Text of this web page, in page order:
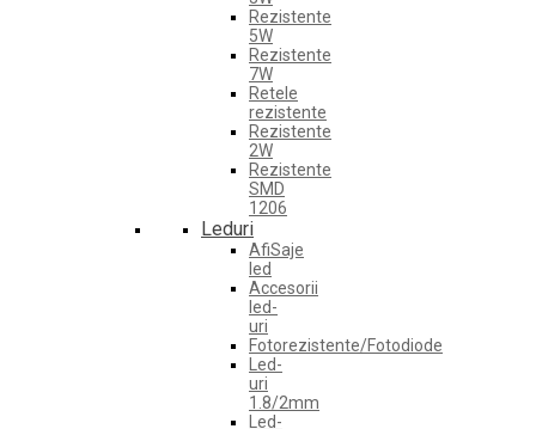
Rezistente
5W
Rezistente
7W
Retele
rezistente
Rezistente
2W
Rezistente
SMD
1206
Leduri
AfiSaje
led
Accesorii
led-
uri
Fotorezistente/Fotodiode
Led-
uri
1.8/2mm
Led-